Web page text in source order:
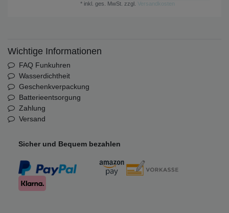
* inkl. ges. MwSt. zzgl. Versandkosten
Wichtige Informationen
FAQ Funkuhren
Wasserdichtheit
Geschenkverpackung
Batterieentsorgung
Zahlung
Versand
Sicher und Bequem bezahlen